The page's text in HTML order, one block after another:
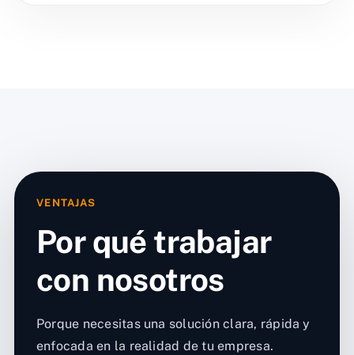
VENTAJAS
Por qué trabajar
con nosotros
Porque necesitas una solución clara, rápida y
enfocada en la realidad de tu empresa.